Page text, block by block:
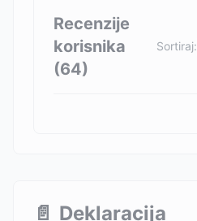
Recenzije
korisnika
(64)
Sortiraj:
📄 Deklaracija